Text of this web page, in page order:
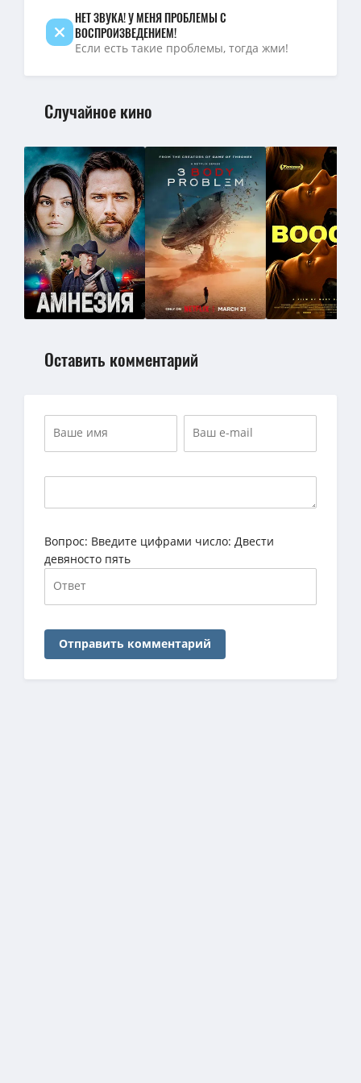
НЕТ ЗВУКА! У МЕНЯ ПРОБЛЕМЫ С
ВОСПРОИЗВЕДЕНИЕМ!
Если есть такие проблемы, тогда жми!
Случайное кино
Оставить комментарий
Вопрос: Введите цифрами число: Двести
девяносто пять
Отправить комментарий